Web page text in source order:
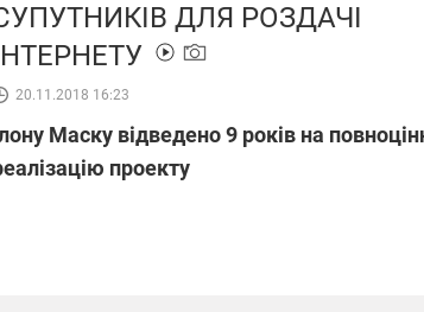
ДЛЯ РОЗДАЧІ
20.11.2018 16:23
Маску відведено 9 років на
проекту